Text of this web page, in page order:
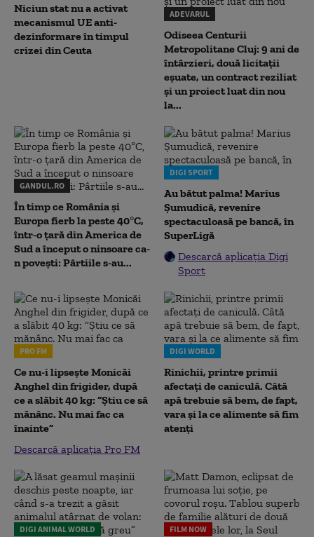
Niciun stat nu a activat
mecanismul UE anti-
dezinformare în timpul
crizei din Ceuta
ADEVARUL
Odiseea Centurii
Metropolitane Cluj: 9 ani de
întârzieri, două licitații
eșuate, un contract reziliat
și un proiect luat din nou
la...
GANDUL.RO
În timp ce România și
Europa fierb la peste 40°C,
într-o țară din America de
Sud a început o ninsoare ca-
n povești: Pârtiile s-au...
DIGI SPORT
Au bătut palma! Marius
Șumudică, revenire
spectaculoasă pe bancă, în
SuperLigă
Descarcă aplicația Digi
Sport
PRO FM
Ce nu-i lipsește Monicăi
Anghel din frigider, după
ce a slăbit 40 kg: “Știu ce să
mănânc. Nu mai fac ca
înainte”
Descarcă aplicația Pro FM
DIGI WORLD
Rinichii, printre primii
afectați de caniculă. Câtă
apă trebuie să bem, de fapt,
vara și la ce alimente să fim
atenți
DIGI ANIMAL WORLD FILM NOW